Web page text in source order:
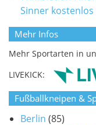
Sinner kostenlos
Mehr Infos
Mehr Sportarten in
LIVEKICK:
Fußballkneipen &
Berlin (85)